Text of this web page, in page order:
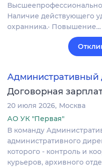
Наличие действующего
охранника.· Повышение…
Административный
Договорная
20 июля 2026 Москва
АО УК "Первая"
В команду
административного
которого - контроль и
курьеров, архивного